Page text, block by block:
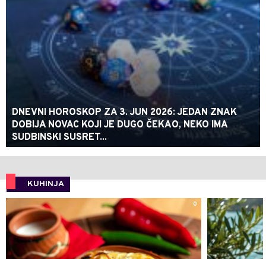
DNEVNI HOROSKOP ZA 3. JUN 2026: JEDAN ZNAK
DOBIJA NOVAC KOJI JE DUGO ČEKAO, NEKO IMA
SUDBINSKI SUSRET...
KUHINJA
0